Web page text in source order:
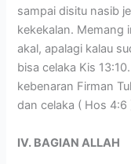
sampai disitu nasib
kekekalan. Memang
akal, apalagi kalau
bisa celaka Kis
kebenaran Firman
dan celaka ( Hos 4:6
IV. BAGIAN ALLAH